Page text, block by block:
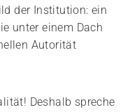
der Institution: ein
unter einem Dach
Autorität
Deshalb spreche